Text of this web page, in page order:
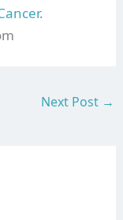
.
Next Post →